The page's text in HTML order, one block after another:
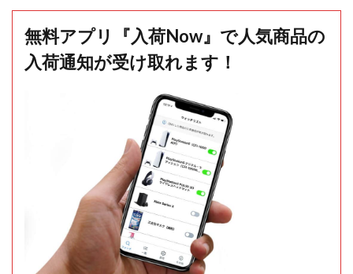
無料アプリ『入荷Now』で人気商品の
入荷通知が受け取れます！